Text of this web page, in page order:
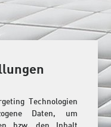
Technologien
Daten, um